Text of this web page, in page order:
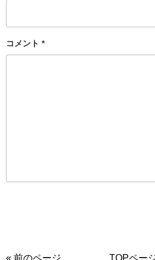
コメント *
« 前のページ TOPペー